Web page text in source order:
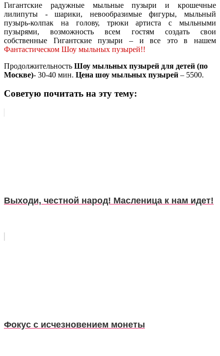
Гигантские радужные мыльные пузыри и крошечные
лилипуты - шарики, невообразимые фигуры, мыльный
пузырь-колпак на голову, трюки артиста с мыльными
пузырями, возможность всем гостям создать свои
собственные Гигантские пузыри – и все это в нашем
Фантастическом Шоу мыльных пузырей!!
Продолжительность Шоу мыльных пузырей для детей (по
Москве)- 30-40 мин. Цена шоу мыльных пузырей – 5500.
Советую почитать на эту тему:
Выходи, честной народ! Масленица к нам идет!
Фокус с исчезновением монеты